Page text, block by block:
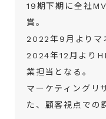
19期下期に全社
賞。
2022年9月よりマ
2024年12月より
業担当となる。
マーケティングリ
た、顧客視点での